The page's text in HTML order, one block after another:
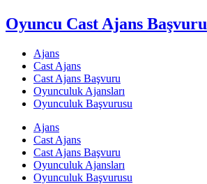
Oyuncu Cast Ajans Başvuru
Ajans
Cast Ajans
Cast Ajans Başvuru
Oyunculuk Ajansları
Oyunculuk Başvurusu
Ajans
Cast Ajans
Cast Ajans Başvuru
Oyunculuk Ajansları
Oyunculuk Başvurusu